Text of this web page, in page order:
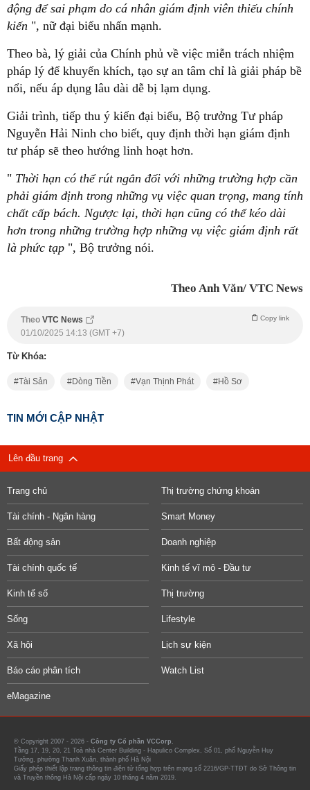
động để sai phạm do cá nhân giám định viên thiếu chính
kiến ", nữ đại biểu nhấn mạnh.
Theo bà, lý giải của Chính phủ về việc miễn trách nhiệm
pháp lý để khuyến khích, tạo sự an tâm chỉ là giải pháp bề
nổi, nếu áp dụng lâu dài dễ bị lạm dụng.
Giải trình, tiếp thu ý kiến đại biểu, Bộ trưởng Tư pháp
Nguyễn Hải Ninh cho biết, quy định thời hạn giám định
tư pháp sẽ theo hướng linh hoạt hơn.
" Thời hạn có thể rút ngắn đối với những trường hợp cần
phải giám định trong những vụ việc quan trọng, mang tính
chất cấp bách. Ngược lại, thời hạn cũng có thể kéo dài
hơn trong những trường hợp những vụ việc giám định rất
là phức tạp ", Bộ trưởng nói.
Theo Anh Văn/ VTC News
Theo VTC News Copy link
01/10/2025 14:13 (GMT +7)
Từ Khóa:
Tài Sản Dòng Tiền Vạn Thịnh Phát Hồ Sơ
TIN MỚI CẬP NHẬT
Lên đầu trang
Trang chủ Thị trường chứng khoán
Tài chính - Ngân hàng Smart Money
Bất động sản Doanh nghiệp
Tài chính quốc tế Kinh tế vĩ mô - Đầu tư
Kinh tế số Thị trường
Sống Lifestyle
Xã hội Lịch sự kiện
Báo cáo phân tích Watch List
eMagazine
© Copyright 2007 - 2026 - Công ty Cổ phần VCCorp.
Tầng 17, 19, 20, 21 Toà nhà Center Building - Hapulico Complex, Số 01, phố Nguyễn Huy
Tưởng, phường Thanh Xuân, thành phố Hà Nội
Giấy phép thiết lập trang thông tin điện tử tổng hợp trên mạng số 2216/GP-TTĐT do Sở Thông tin
và Truyền thông Hà Nội cấp ngày 10 tháng 4 năm 2019.